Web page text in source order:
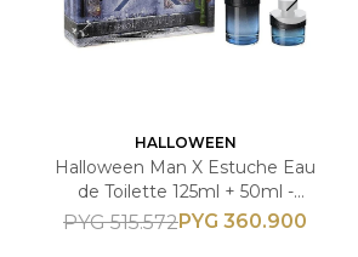
HALLOWEEN
Halloween Man X Estuche Eau
de Toilette 125ml + 50ml -
Masculino
PYG 360.900
PYG 515.572